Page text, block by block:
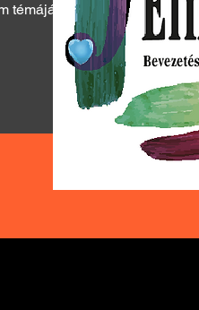
témáját mutatom be.​